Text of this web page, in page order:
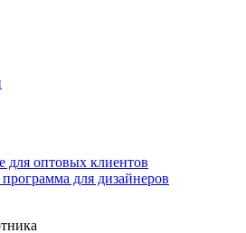
для оптовых клиентов
для дизайнеров